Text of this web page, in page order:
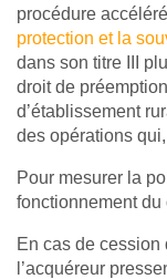
procédure
protection et la
dans son titre III
droit de
d’établissement
des opérations
Pour mesurer la
fonctionnement
En cas de cession
l’acquéreur